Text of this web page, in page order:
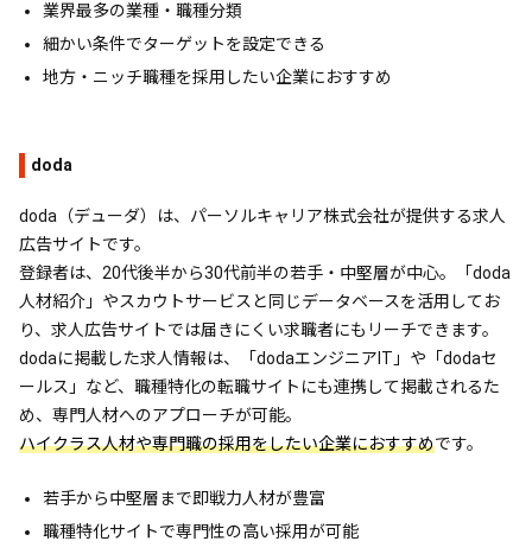
業界最多の業種・職種分類
細かい条件でターゲットを設定できる
地方・ニッチ職種を採用したい企業におすすめ
doda
doda（デューダ）は、パーソルキャリア株式会社が提供する求人
広告サイトです。
登録者は、20代後半から30代前半の若手・中堅層が中心。「doda
人材紹介」やスカウトサービスと同じデータベースを活用してお
り、求人広告サイトでは届きにくい求職者にもリーチできます。
dodaに掲載した求人情報は、「dodaエンジニアIT」や「dodaセ
ールス」など、職種特化の転職サイトにも連携して掲載されるた
め、専門人材へのアプローチが可能。
ハイクラス人材や専門職の採用をしたい企業におすすめです。
若手から中堅層まで即戦力人材が豊富
職種特化サイトで専門性の高い採用が可能